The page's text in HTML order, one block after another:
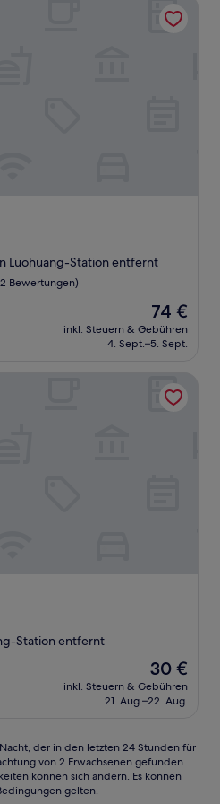
Luohuang-Station entfernt
Bewertungen)
Der
Preis
beträgt
74 €
inkl. Steuern & Gebühren
4. Sept.–5. Sept.
Station entfernt
Der
Preis
beträgt
30 €
inkl. Steuern & Gebühren
21. Aug.–22. Aug.
der in den letzten 24 Stunden für
von 2 Erwachsenen gefunden
können sich ändern. Es können
gelten.